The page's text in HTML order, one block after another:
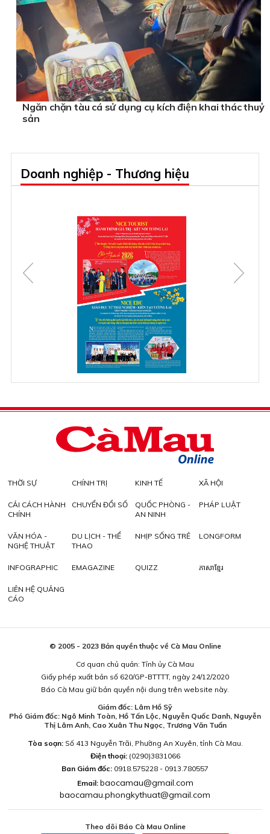
Ngăn chặn tàu cá sử dụng cụ kích điện khai thác thuỷ
sản
Doanh nghiệp - Thương hiệu
THỜI SỰ CHÍNH TRỊ KINH TẾ XÃ HỘI
CẢI CÁCH HÀNH
CHÍNH
CHUYỂN ĐỔI SỐ
QUỐC PHÒNG -
AN NINH
PHÁP LUẬT
VĂN HÓA -
NGHỆ THUẬT
DU LỊCH - THỂ
THAO
NHỊP SỐNG TRẺ LONGFORM
INFOGRAPHIC EMAGAZINE QUIZZ ភាសាខ្មែរ
LIÊN HỆ QUẢNG
CÁO
© 2005 - 2023 Bản quyền thuộc về Cà Mau Online
Cơ quan chủ quản: Tỉnh ủy Cà Mau
Giấy phép xuất bản số 620/GP-BTTTT, ngày 24/12/2020
Báo Cà Mau giữ bản quyền nội dung trên website này.
Giám đốc: Lâm Hồ Sỹ
Phó Giám đốc: Ngô Minh Toàn, Hồ Tấn Lộc, Nguyễn Quốc Danh, Nguyễn
Thị Lâm Anh, Cao Xuân Thu Ngọc, Trương Văn Tuấn
Tòa soạn:Số 413 Nguyễn Trãi, Phường An Xuyên, tỉnh Cà Mau.
Điện thoại: (0290)3831066
Ban Giám đốc: 0918.575228 - 0913.780557
Email: baocamau@gmail.com
baocamau.phongkythuat@gmail.com
Theo dõi Báo Cà Mau Online